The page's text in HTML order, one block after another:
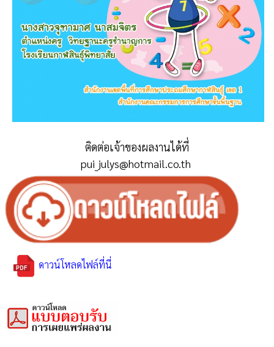
ติดต่อเจ้าของผลงานได้ที่
pui_julys@hotmail.co.th
ดาวน์โหลดไฟล์ที่นี่